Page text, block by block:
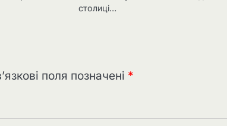
столиці…
поля позначені *